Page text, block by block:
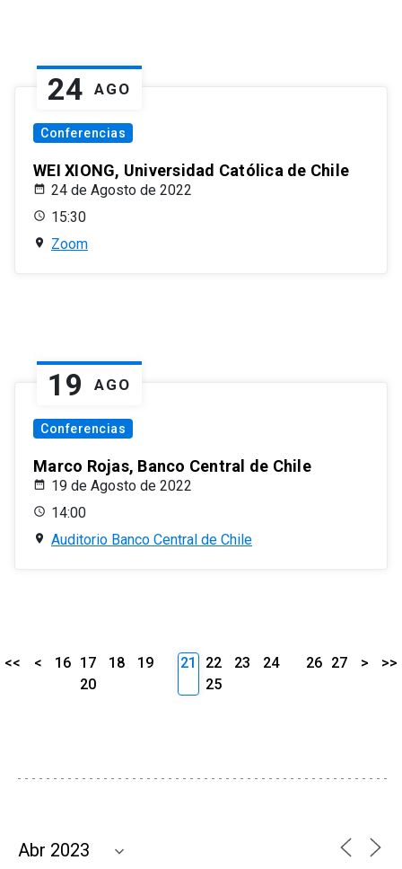
24 AGO
Conferencias
WEI XIONG, Universidad Católica de Chile
24 de Agosto de 2022
15:30
Zoom
19 AGO
Conferencias
Marco Rojas, Banco Central de Chile
19 de Agosto de 2022
14:00
Auditorio Banco Central de Chile
<< < 16 17 18
19
20
21 22 23
24
25
26 27 > >>